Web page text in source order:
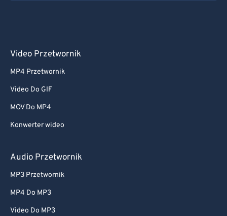
Video Przetwornik
MP4 Przetwornik
Video Do GIF
MOV Do MP4
Konwerter wideo
Audio Przetwornik
MP3 Przetwornik
MP4 Do MP3
Video Do MP3